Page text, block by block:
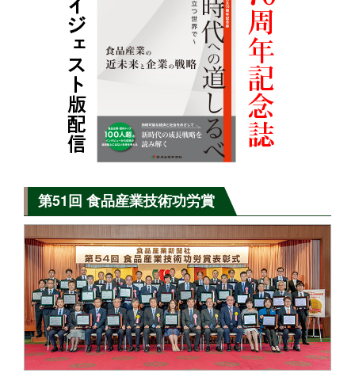
第51回 食品産業技術功労賞